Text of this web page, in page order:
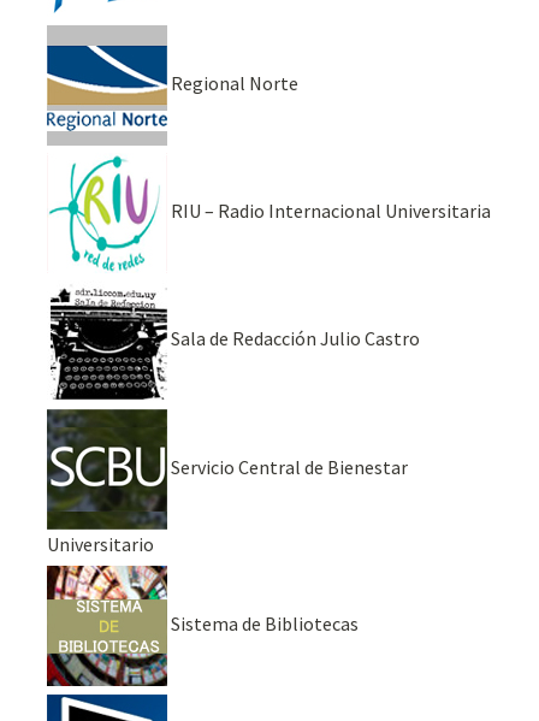
Regional Norte
RIU – Radio Internacional Universitaria
Sala de Redacción Julio Castro
Servicio Central de Bienestar
Universitario
Sistema de Bibliotecas